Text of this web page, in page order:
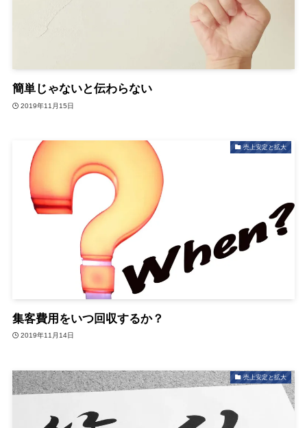
簡単じゃないと伝わらない
2019年11月15日
売上安定と拡大
集客費用をいつ回収するか？
2019年11月14日
売上安定と拡大